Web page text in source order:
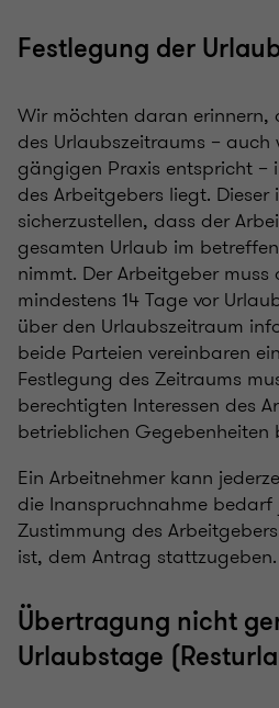
Festlegung der
Wir möchten daran erinnern,
des Urlaubszeitraums –
gängigen Praxis entspricht –
des Arbeitgebers liegt.
sicherzustellen, dass der
gesamten Urlaub im
nimmt. Der Arbeitgeber muss
mindestens 14 Tage vor
über den Urlaubszeitraum
beide Parteien vereinbaren
Festlegung des Zeitraums
berechtigten Interessen des
betrieblichen Gegebenheiten
Ein Arbeitnehmer kann
die Inanspruchnahme bedarf
Zustimmung des
ist, dem Antrag stattzugeben.
Übertragung nicht
Urlaubstage